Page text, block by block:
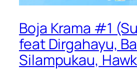
Boja Krama #1
feat Dirgahayu,
Silampukau, Hawk